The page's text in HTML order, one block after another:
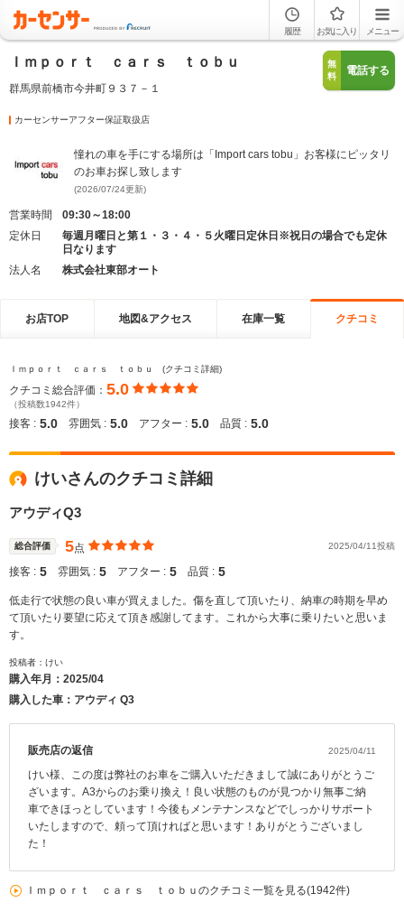
履歴 お気に入り メニュー
Ｉｍｐｏｒｔ ｃａｒｓ ｔｏｂｕ
群馬県前橋市今井町９３７－１
無
料
電話する
カーセンサーアフター保証取扱店
憧れの車を手にする場所は「Import cars tobu」お客様にピッタリ
のお車お探し致します
(2026/07/24更新)
営業時間
09:30～18:00
定休日
毎週月曜日と第１・３・４・５火曜日定休日※祝日の場合でも定休
日なります
法人名
株式会社東部オート
お店TOP 地図&アクセス 在庫一覧 クチコミ
Ｉｍｐｏｒｔ ｃａｒｓ ｔｏｂｕ (クチコミ詳細)
クチコミ総合評価： 5.0
（投稿数1942件）
接客 : 5.0 雰囲気 : 5.0 アフター : 5.0 品質 : 5.0
けいさんのクチコミ詳細
アウディQ3
総合評価 5点 2025/04/11投稿
接客 : 5 雰囲気 : 5 アフター : 5 品質 : 5
低走行で状態の良い車が買えました。傷を直して頂いたり、納車の時期を早め
て頂いたり要望に応えて頂き感謝してます。これから大事に乗りたいと思いま
す。
投稿者：けい
購入年月： 2025/04
購入した車：アウディ Q3
販売店の返信 2025/04/11
けい様、この度は弊社のお車をご購入いただきまして誠にありがとうご
ざいます。A3からのお乗り換え！良い状態のものが見つかり無事ご納
車できほっとしています！今後もメンテナンスなどでしっかりサポート
いたしますので、頼って頂ければと思います！ありがとうございまし
た！
Ｉｍｐｏｒｔ ｃａｒｓ ｔｏｂｕのクチコミ一覧を見る(1942件)